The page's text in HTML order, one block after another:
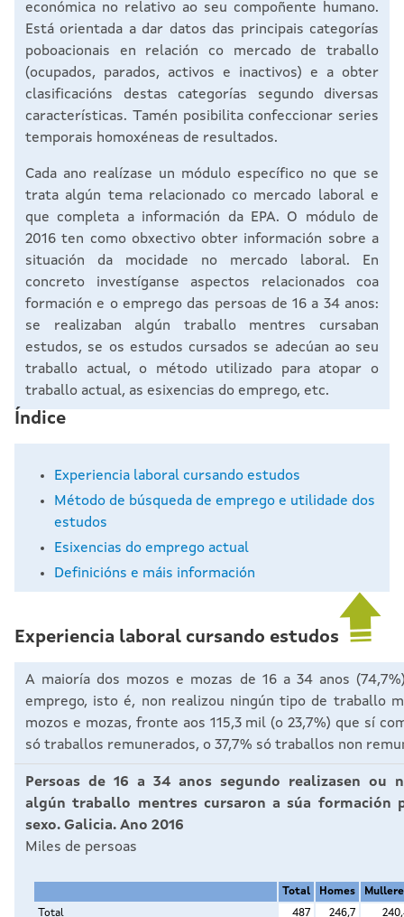
económica no relativo ao seu compoñente humano.
Está orientada a dar datos das principais categorías
poboacionais en relación co mercado de traballo
(ocupados, parados, activos e inactivos) e a obter
clasificacións destas categorías segundo diversas
características. Tamén posibilita confeccionar series
temporais homoxéneas de resultados.
Cada ano realízase un módulo específico no que se
trata algún tema relacionado co mercado laboral e
que completa a información da EPA. O módulo de
2016 ten como obxectivo obter información sobre a
situación da mocidade no mercado laboral. En
concreto investíganse aspectos relacionados coa
formación e o emprego das persoas de 16 a 34 anos:
se realizaban algún traballo mentres cursaban
estudos, se os estudos cursados se adecúan ao seu
traballo actual, o método utilizado para atopar o
traballo actual, as esixencias do emprego, etc.
Índice
Experiencia laboral cursando estudos
Método de búsqueda de emprego e utilidade dos
estudos
Esixencias do emprego actual
Definicións e máis información
Experiencia laboral cursando estudos
A maioría dos mozos e mozas de 16 a 34 anos
emprego, isto é, non realizou ningún tipo de traballo
mozos e mozas, fronte aos 115,3 mil (o 23,7%) que sí
só traballos remunerados, o 37,7% só traballos non
Persoas de 16 a 34 anos segundo realizasen ou
algún traballo mentres cursaron a súa formación
sexo. Galicia. Ano 2016
Miles de persoas